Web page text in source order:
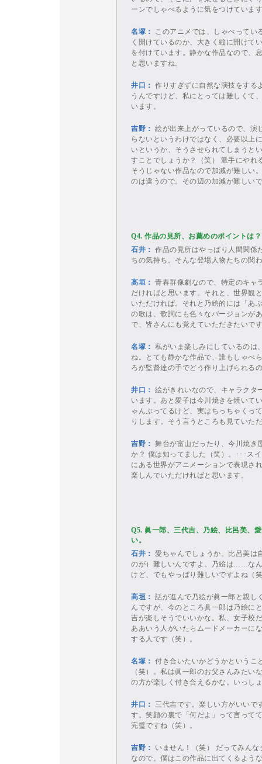
ーンでしゃべるように気をつけていま
名塚：
このアニメでは、しゃべってい
く開けているのか、大きく縦に開けて
を付けています。静かな作品なので、
と思いますね。
井口： 作りすぎずに自然な演技をする
うんですけど、私にとっては難しくて
います。
吉野： 絵が出来上がっているので、演
らないというわけではなく、必要以上
いというか、そうさせられてしまうと
すことでしょうか？（笑） 派手にやれ
そうじゃない作品なので加減が難しい
のは違うので。その辺の加減が難しい
Q4. 作品の見所、お薦めのポイントは？
石井： 作品の見所はやっぱり人間関係
ちの気持ち。そんな登場人物たちの関
高垣： 青春群像劇なので、特定のキャ
だければと思います。それと、世界観
いただければ。それと乃絵的には「あ
の歌は、歌詞にも色々なバージョンが
で、皆さんにも覚えていただきたいで
名塚： 私がいま楽しみにしているのは
ね。とても静かな作品で、誰もしゃべ
ろが監督達の手でどう作り上げられる
井口： 絵がきれいなので、キャラクタ
います。あと愛子は今川焼きを焼いて
ゃんぶってるけど、実はちっちゃくっ
りします。そう言うところも見ていた
吉野： 舞台が富山だったり、今川焼き
か？ 僕は知ってました（笑）。･･･ス
にある世界がアニメーションで表現さ
楽しんでいただければと思います。
Q5. 眞一郎、三代吉、乃絵、比呂美、
い。
石井： 愛ちゃんでしょうか。比呂美は
のが）難しいんですよ。乃絵は……な
けど、でもやっぱり難しいですよね（
高垣： 話が進んで乃絵が眞一郎と親し
んですが、今のところ眞一郎は乃絵に
吉が楽しそうでいいかな。私、女子校
ああいう人がいたらムードメーカーに
する人です（笑）。
名塚： 付き合いたいかどうかというこ
（笑）。私は眞一郎のお父さんみた
の方が楽しく付き合えるかな。いっし
井口：
三代吉です。楽しい方がいいで
す。笑顔の裏で「何だよ」って言って
完璧ですね（笑）。
吉野：
いません！（笑） だってみん
なので。僕はこの作品に出てくるよう